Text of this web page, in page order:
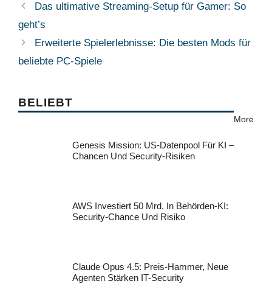
Das ultimative Streaming-Setup für Gamer: So
geht’s
Erweiterte Spielerlebnisse: Die besten Mods für
beliebte PC-Spiele
BELIEBT
More
Genesis Mission: US-Datenpool Für KI –
Chancen Und Security-Risiken
AWS Investiert 50 Mrd. In Behörden-KI:
Security-Chance Und Risiko
Claude Opus 4.5: Preis-Hammer, Neue
Agenten Stärken IT-Security